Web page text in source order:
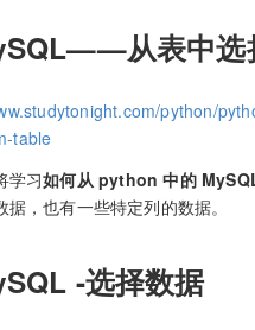
从表中选
python/
table
学习如何从 python 中的
，也有一些特定列的数据。
-选择数据